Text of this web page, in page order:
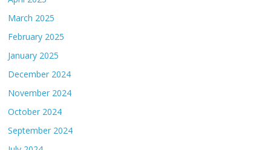
March 2025
February 2025
January 2025
December 2024
November 2024
October 2024
September 2024